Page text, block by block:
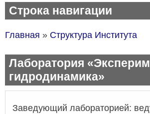
Строка навигации
Главная Структура Института
Лаборатория
гидродинамика»
Заведующий лабораторией: